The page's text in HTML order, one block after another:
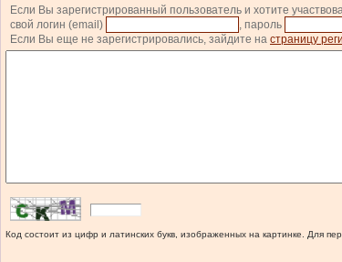
Если Вы зарегистрированный пользователь и хотите
свой логин (email)
, пароль
Если Вы еще не зарегистрировались, зайдите на страницу
Код состоит из цифр и латинских букв, изображенных на картинке. Для